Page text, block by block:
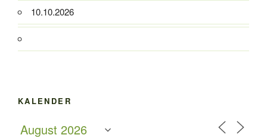
10.10.2026
KALENDER